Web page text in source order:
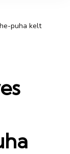
puha kelt